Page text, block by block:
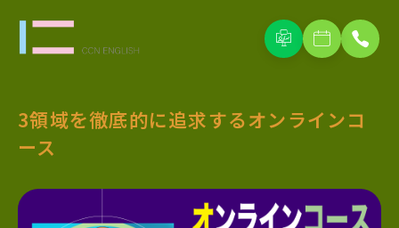
3領域を徹底的に追求するオンラインコ
ース